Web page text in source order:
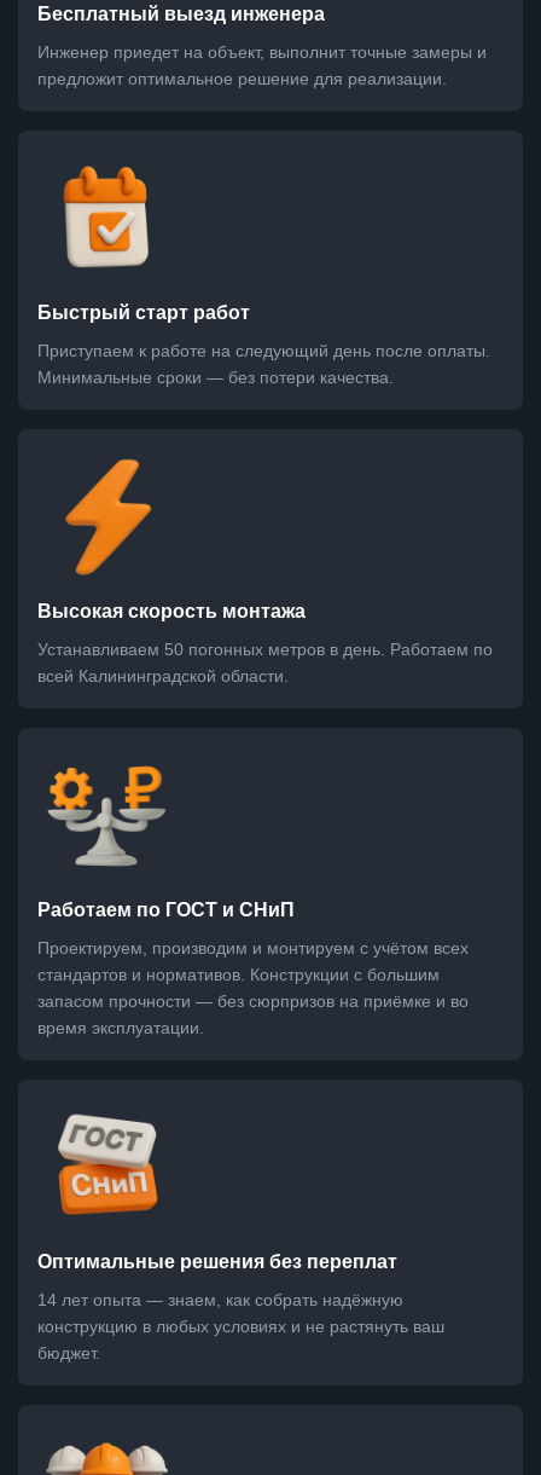
Бесплатный выезд инженера
Инженер приедет на объект, выполнит точные замеры и
предложит оптимальное решение для реализации.
Быстрый старт работ
Приступаем к работе на следующий день после оплаты.
Минимальные сроки — без потери качества.
Высокая скорость монтажа
Устанавливаем 50 погонных метров в день. Работаем по
всей Калининградской области.
Работаем по ГОСТ и СНиП
Проектируем, производим и монтируем с учётом всех
стандартов и нормативов. Конструкции с большим
запасом прочности — без сюрпризов на приёмке и во
время эксплуатации.
Оптимальные решения без переплат
14 лет опыта — знаем, как собрать надёжную
конструкцию в любых условиях и не растянуть ваш
бюджет.